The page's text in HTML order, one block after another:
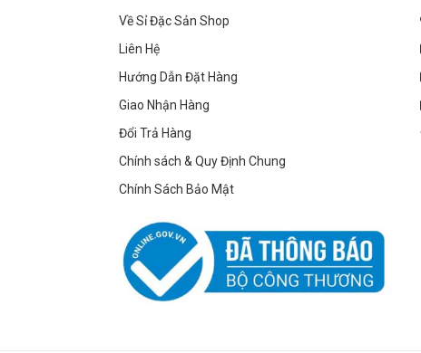
Về Sỉ Đặc Sản Shop
Liên Hệ
Hướng Dẫn Đặt Hàng
Giao Nhận Hàng
Đổi Trả Hàng
Chính sách & Quy Định Chung
Chính Sách Bảo Mật